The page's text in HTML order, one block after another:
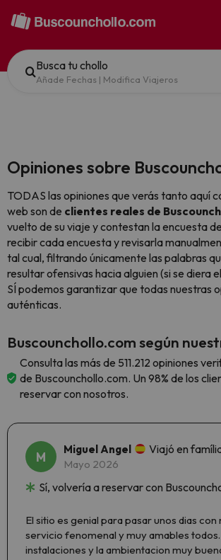
Busca tu chollo
Añade Fechas | Modifica Viajeros
Opiniones sobre
TODAS las opiniones que verás tanto aquí
web son de clientes reales de
vuelto de su viaje y contestan la encuesta
recibir cada encuesta y revisarla
tal cual, filtrando únicamente las palabras
resultar ofensivas hacia alguien (si se diera
SÍ podemos garantizar que todas nuestras
auténticas.
Buscounchollo.com según
Consulta las más de 511.212 opiniones
de Buscounchollo.com. Un 98% de los
reservar con nosotros.